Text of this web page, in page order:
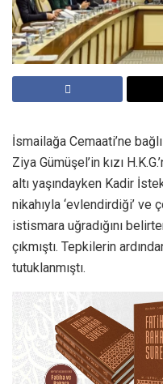
İsmailağa Cemaati’ne
Ziya Gümüşel’in kızı
altı yaşındayken Kadir
nikahıyla ‘evlendirdiği’
istismara uğradığını
çıkmıştı. Tepkilerin
tutuklanmıştı.